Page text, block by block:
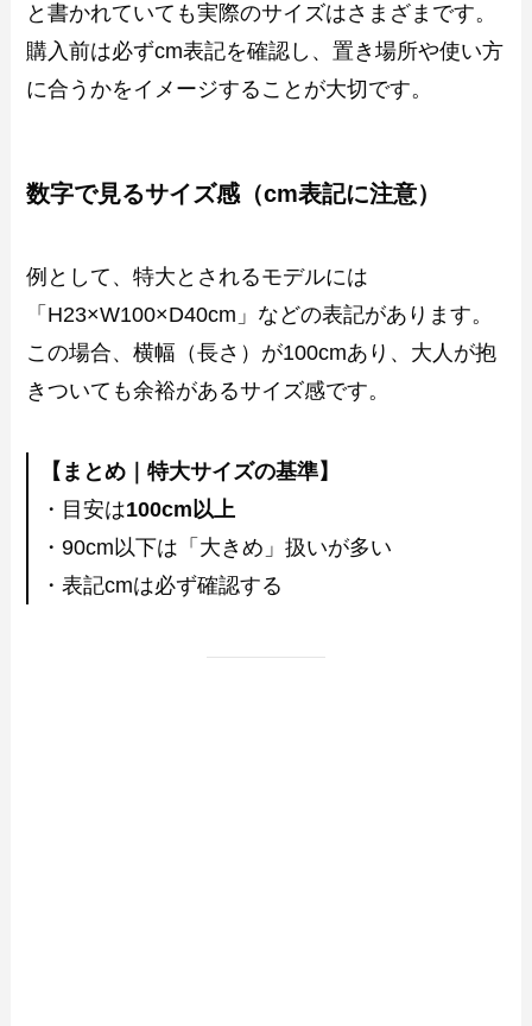
と書かれていても実際のサイズはさまざまです。
購入前は必ずcm表記を確認し、置き場所や使い方
に合うかをイメージすることが大切です。
数字で見るサイズ感（cm表記に注意）
例として、特大とされるモデルには
「H23×W100×D40cm」などの表記があります。
この場合、横幅（長さ）が100cmあり、大人が抱
きついても余裕があるサイズ感です。
【まとめ｜特大サイズの基準】
・目安は100cm以上
・90cm以下は「大きめ」扱いが多い
・表記cmは必ず確認する